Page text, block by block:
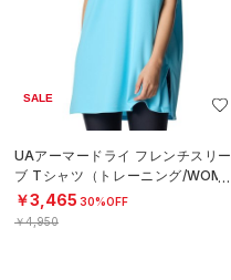
SALE
UAアーマードライ フレンチスリー
ブ Tシャツ（トレーニング/WOME
N）
￥3,465 30%OFF
￥4,950